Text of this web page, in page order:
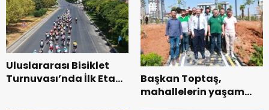
Uluslararası Bisiklet
Turnuvası’nda İlk Etap
Başkan Toptaş,
mahallelerin yaşam